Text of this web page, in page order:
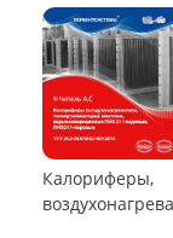
Циклон
Циклон